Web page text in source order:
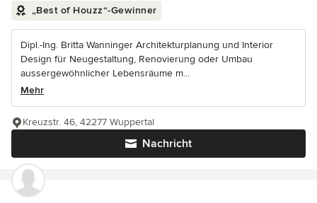
„Best of Houzz“-Gewinner
Dipl.-Ing. Britta Wanninger Architekturplanung und Interior
Design für Neugestaltung, Renovierung oder Umbau
aussergewöhnlicher Lebensräume m...
Mehr
Nachricht
Kreuzstr. 46, 42277 Wuppertal